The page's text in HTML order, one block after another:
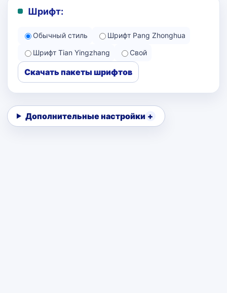
Шрифт:
Обычный стиль
Шрифт Pang Zhonghua
Шрифт Tian Yingzhang
Свой
Скачать пакеты шрифтов
Дополнительные настройки